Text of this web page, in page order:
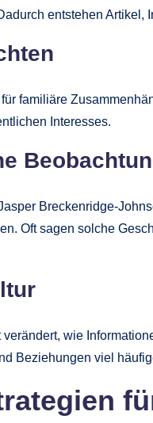
entstehen Artikel,
familiäre
Interesses.
Breckenridge-
Oft sagen solche
wie
Beziehungen viel